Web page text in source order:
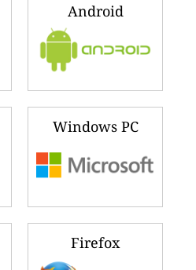
Android
Windows PC
Firefox